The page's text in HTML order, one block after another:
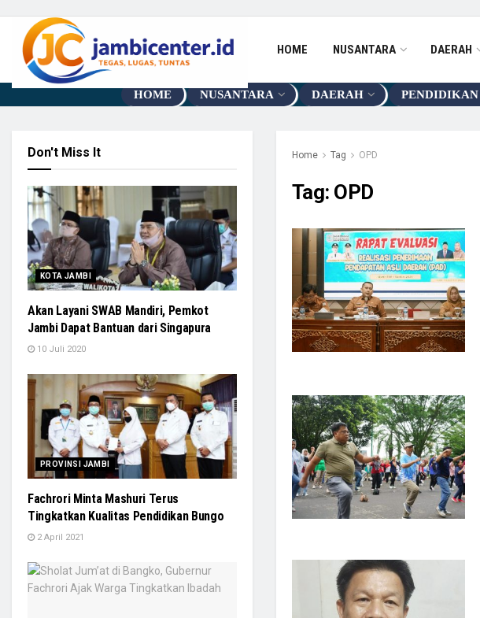
HOME NUSANTARA DAERAH
HOME NUSANTARA DAERAH PENDIDIKAN
Home Tag OPD
Tag: OPD
Don't Miss It
KOTA JAMBI
Akan Layani SWAB Mandiri, Pemkot
Jambi Dapat Bantuan dari Singapura
10 Juli 2020
PROVINSI JAMBI
Fachrori Minta Mashuri Terus
Tingkatkan Kualitas Pendidikan Bungo
2 April 2021